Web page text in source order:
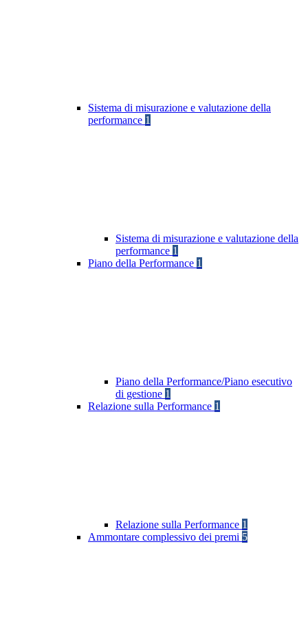
Sistema di misurazione e valutazione della
performance 1
Sistema di misurazione e valutazione della
performance 1
Piano della Performance 1
Piano della Performance/Piano esecutivo
di gestione 1
Relazione sulla Performance 1
Relazione sulla Performance 1
Ammontare complessivo dei premi 5